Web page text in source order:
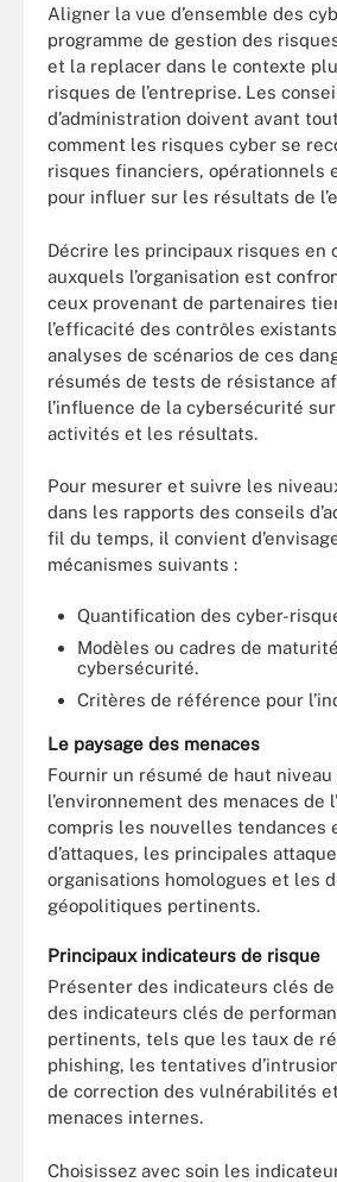
Aligner la vue d’ensemble des
programme de gestion des
et la replacer dans le contexte
risques de l’entreprise. Les
d’administration doivent avant
comment les risques cyber se
risques financiers, opérationnels
pour influer sur les résultats de
Décrire les principaux risques en
auxquels l’organisation est
ceux provenant de partenaires
l’efficacité des contrôles
analyses de scénarios de ces
résumés de tests de résistance
l’influence de la cybersécurité
activités et les résultats.
Pour mesurer et suivre les
dans les rapports des conseils
fil du temps, il convient
mécanismes suivants :
Quantification des cyber-
Modèles ou cadres de
cybersécurité.
Critères de référence pour
Le paysage des menaces
Fournir un résumé de haut niveau
l’environnement des menaces de
compris les nouvelles tendances
d’attaques, les principales
organisations homologues et les
géopolitiques pertinents.
Principaux indicateurs de risque
Présenter des indicateurs clés de
des indicateurs clés de
pertinents, tels que les taux de
phishing, les tentatives
de correction des vulnérabilités
menaces internes.
Choisissez avec soin les